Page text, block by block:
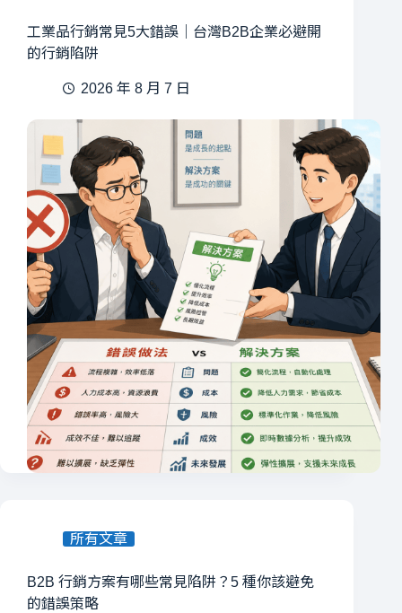
工業品行銷常見5大錯誤｜台灣B2B企業必避開
的行銷陷阱
2026 年 8 月 7 日
所有文章
B2B 行銷方案有哪些常見陷阱？5 種你該避免
的錯誤策略